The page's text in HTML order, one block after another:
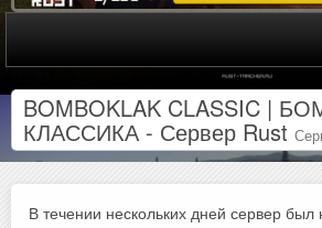
BOMBOKLAK CLASSIC |
КЛАССИКА - Сервер Rust
В течении нескольких дней сервер был